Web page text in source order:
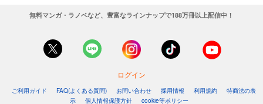
無料マンガ・ラノベなど、豊富なラインナップで188万冊以上配信中！
ログイン
ご利用ガイド FAQ(よくある質問) お問い合わせ 採用情報 利用規約
特商法の表
示
個人情報保護方針
cookie等ポリシー